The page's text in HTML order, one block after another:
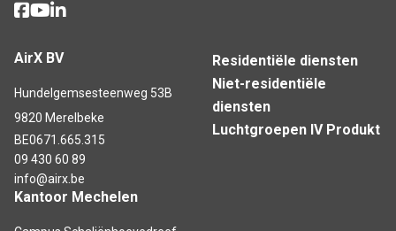
AirX BV
Hundelgemsesteenweg 53B
9820 Merelbeke
BE0671.665.315
09 430 60 89
info@airx.be
Kantoor Mechelen
Residentiële diensten
Niet-residentiële
diensten
Luchtgroepen IV Produkt